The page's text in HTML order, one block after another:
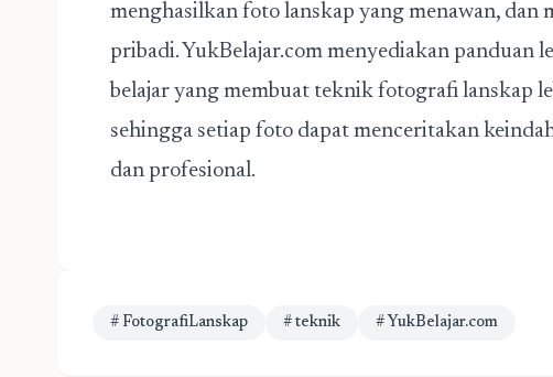
menghasilkan foto lanskap yang menawan, dan
pribadi. YukBelajar.com menyediakan panduan
belajar yang membuat teknik fotografi lanskap
sehingga setiap foto dapat menceritakan
dan profesional.
# FotografiLanskap # teknik # YukBelajar.com